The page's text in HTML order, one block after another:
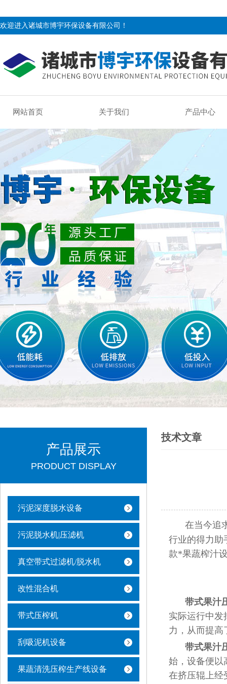
欢迎进入诸城市博宇环保设备有限公司！
网站首页 关于我们 产品中心
产品展示
PRODUCT DISPLAY
污泥深度脱水设备
污泥脱水机|压滤机
真空带式过滤机/脱水机
改性混合机
带式压榨机
刮吸泥机设备
果蔬清洗压榨生产线设备
技术文章
在当今追
行业的得力助
款*果蔬榨汁
带式果汁
实际运行中发
力，从而提高
带式果汁
始，设备便以
在挤压辊上经